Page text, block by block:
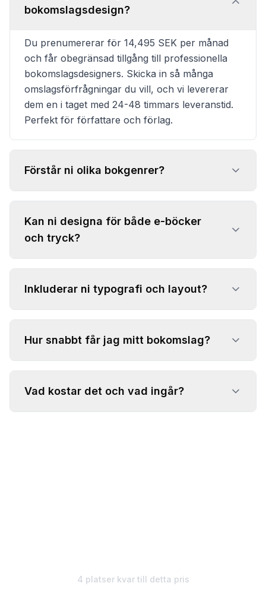
bokomslagsdesign?
Du prenumererar för 14,495 SEK per månad
och får obegränsad tillgång till professionella
bokomslagsdesigners. Skicka in så många
omslagsförfrågningar du vill, och vi levererar
dem en i taget med 24-48 timmars leveranstid.
Perfekt för författare och förlag.
Förstår ni olika bokgenrer?
Kan ni designa för både e-böcker
och tryck?
Inkluderar ni typografi och layout?
Hur snabbt får jag mitt bokomslag?
Vad kostar det och vad ingår?
4 platser kvar till detta pris